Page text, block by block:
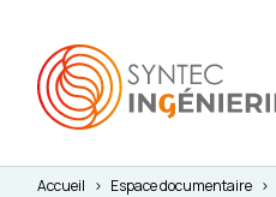
Accueil > Espace documentaire >